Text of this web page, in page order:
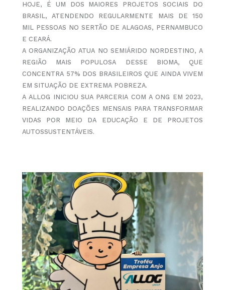
HOJE, É UM DOS MAIORES PROJETOS SOCIAIS DO
BRASIL, ATENDENDO REGULARMENTE MAIS DE 150
MIL PESSOAS NO SERTÃO DE ALAGOAS, PERNAMBUCO
E CEARÁ.
A ORGANIZAÇÃO ATUA NO SEMIÁRIDO NORDESTINO, A
REGIÃO MAIS POPULOSA DESSE BIOMA, QUE
CONCENTRA 57% DOS BRASILEIROS QUE AINDA VIVEM
EM SITUAÇÃO DE EXTREMA POBREZA.
A ALLOG INICIOU SUA PARCERIA COM A ONG EM 2023,
REALIZANDO DOAÇÕES MENSAIS PARA TRANSFORMAR
VIDAS POR MEIO DA EDUCAÇÃO E DE PROJETOS
AUTOSSUSTENTÁVEIS.